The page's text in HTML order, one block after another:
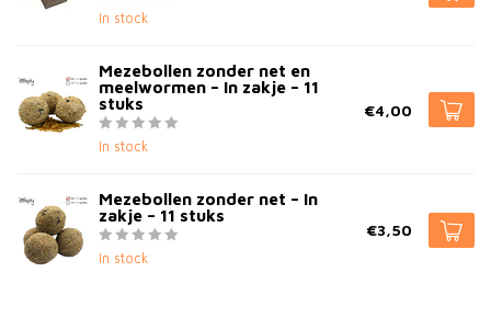
In stock
Mezebollen zonder net en
meelwormen – In zakje – 11
stuks
In stock
€4,00
Mezebollen zonder net – In
zakje – 11 stuks
In stock
€3,50